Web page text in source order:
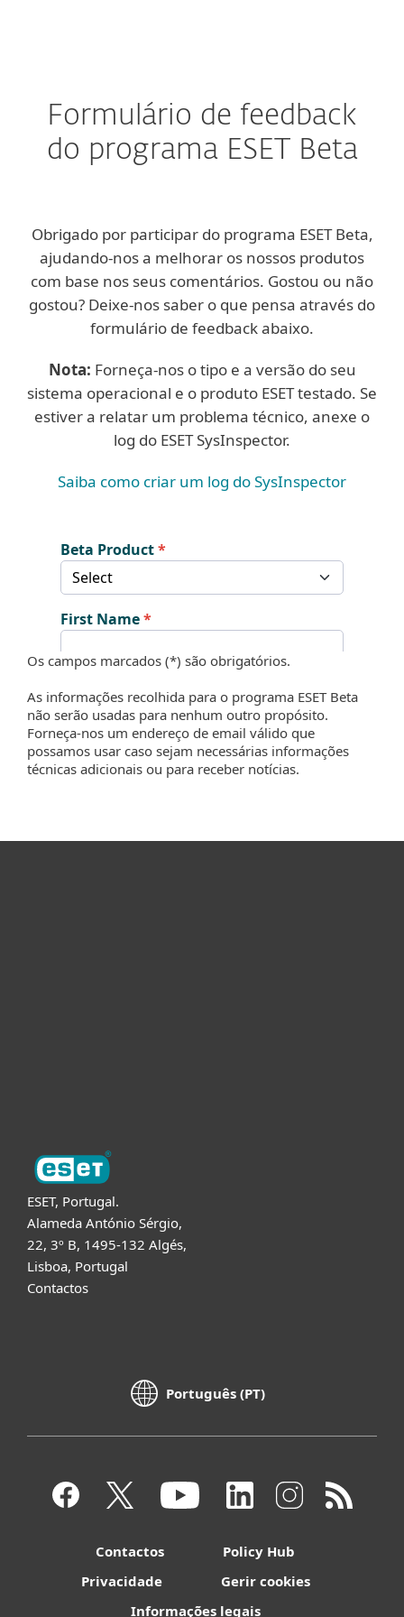
Formulário de feedback
do programa ESET Beta
Obrigado por participar do programa ESET Beta,
ajudando-nos a melhorar os nossos produtos
com base nos seus comentários. Gostou ou não
gostou? Deixe-nos saber o que pensa através do
formulário de feedback abaixo.
Nota: Forneça-nos o tipo e a versão do seu
sistema operacional e o produto ESET testado. Se
estiver a relatar um problema técnico, anexe o
log do ESET SysInspector.
Saiba como criar um log do SysInspector
Os campos marcados (*) são obrigatórios.
As informações recolhida para o programa ESET Beta
não serão usadas para nenhum outro propósito.
Forneça-nos um endereço de email válido que
possamos usar caso sejam necessárias informações
técnicas adicionais ou para receber notícias.
ESET, Portugal.
Alameda António Sérgio,
22, 3º B, 1495-132 Algés,
Lisboa, Portugal
Contactos
Português (PT)
Contactos
Policy Hub
Privacidade
Gerir cookies
Informações legais